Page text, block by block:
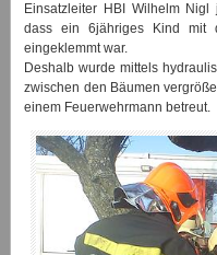
Einsatzleiter HBI Wilhelm
dass ein 6jähriges Kind mit
eingeklemmt war.
Deshalb wurde mittels
zwischen den Bäumen
einem Feuerwehrmann betreut.